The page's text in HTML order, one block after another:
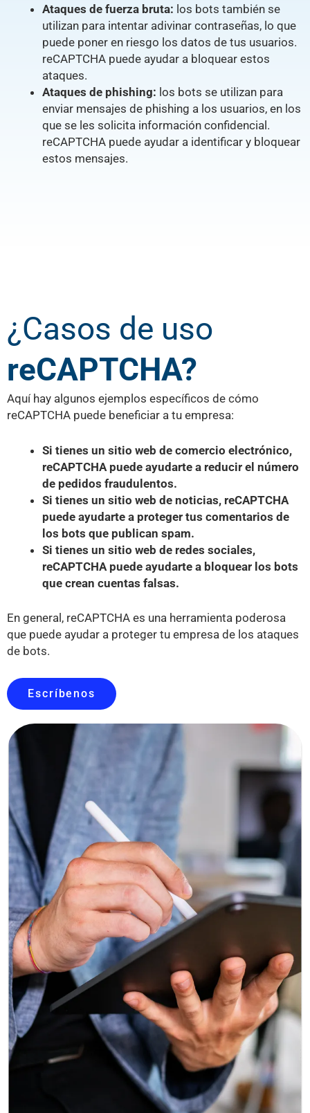
Ataques de fuerza bruta: los bots también se
utilizan para intentar adivinar contraseñas, lo que
puede poner en riesgo los datos de tus usuarios.
reCAPTCHA puede ayudar a bloquear estos
ataques.
Ataques de phishing: los bots se utilizan para
enviar mensajes de phishing a los usuarios, en los
que se les solicita información confidencial.
reCAPTCHA puede ayudar a identificar y bloquear
estos mensajes.
¿Casos de uso
reCAPTCHA?
Aquí hay algunos ejemplos específicos de cómo
reCAPTCHA puede beneficiar a tu empresa:
Si tienes un sitio web de comercio electrónico,
reCAPTCHA puede ayudarte a reducir el número
de pedidos fraudulentos.
Si tienes un sitio web de noticias, reCAPTCHA
puede ayudarte a proteger tus comentarios de
los bots que publican spam.
Si tienes un sitio web de redes sociales,
reCAPTCHA puede ayudarte a bloquear los bots
que crean cuentas falsas.
En general, reCAPTCHA es una herramienta poderosa
que puede ayudar a proteger tu empresa de los ataques
de bots.
Escríbenos